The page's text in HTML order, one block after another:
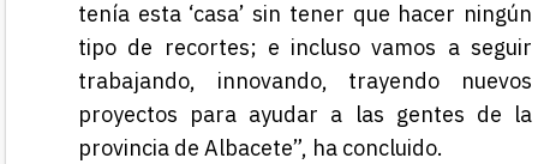
tenía esta ‘casa’ sin tener que hacer ningún
tipo de recortes; e incluso vamos a seguir
trabajando, innovando, trayendo nuevos
proyectos para ayudar a las gentes de la
provincia de Albacete”, ha concluido.